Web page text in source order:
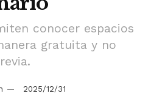
conocer espacios
gratuita y no
2025/12/31